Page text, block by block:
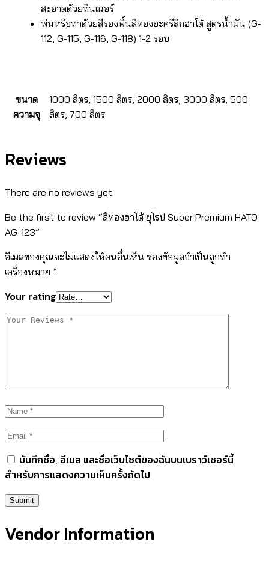
สะอาดด้วยทินเนอร์
พ่นหรือทาด้วยสีรองพื้นสีทองอะครีลิกฮาโต้ สูตรน้ำมัน (G-
112, G-115, G-116, G-118) 1-2 รอบ
ขนาด
ความจุ
1000 ลิตร, 1500 ลิตร, 2000 ลิตร, 3000 ลิตร, 500
ลิตร, 700 ลิตร
Reviews
There are no reviews yet.
Be the first to review “สีทองฮาโต้ ยุโรป Super Premium HATO
AG-123”
อีเมลของคุณจะไม่แสดงให้คนอื่นเห็น ช่องข้อมูลจำเป็นถูกทำ
เครื่องหมาย *
Your rating
บันทึกชื่อ, อีเมล และชื่อเว็บไซต์ของฉันบนเบราว์เซอร์นี้
สำหรับการแสดงความเห็นครั้งถัดไป
Vendor Information